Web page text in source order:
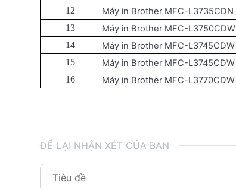
12 Máy in Brother MFC-L3735CDN
13 Máy in Brother MFC-L3750CDW
14 Máy in Brother MFC-L3745CDW
15 Máy in Brother MFC-L3745CDW
16 Máy in Brother MFC-L3770CDW
ĐỂ LẠI NHẬN XÉT CỦA BẠN